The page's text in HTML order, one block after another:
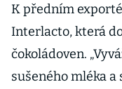
K předním
Interlacto, která
čokoládoven.
sušeného mléka